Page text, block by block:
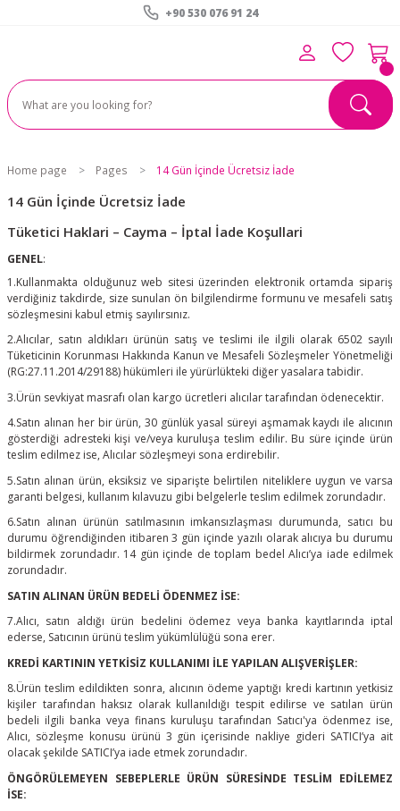
+90 530 076 91 24
Home page Pages 14 Gün İçinde Ücretsiz İade
14 Gün İçinde Ücretsiz İade
Tüketici Haklari – Cayma – İptal İade Koşullari
GENEL:
1.Kullanmakta olduğunuz web sitesi üzerinden elektronik ortamda sipariş
verdiğiniz takdirde, size sunulan ön bilgilendirme formunu ve mesafeli satış
sözleşmesini kabul etmiş sayılırsınız.
2.Alıcılar, satın aldıkları ürünün satış ve teslimi ile ilgili olarak 6502 sayılı
Tüketicinin Korunması Hakkında Kanun ve Mesafeli Sözleşmeler Yönetmeliği
(RG:27.11.2014/29188) hükümleri ile yürürlükteki diğer yasalara tabidir.
3.Ürün sevkiyat masrafı olan kargo ücretleri alıcılar tarafından ödenecektir.
4.Satın alınan her bir ürün, 30 günlük yasal süreyi aşmamak kaydı ile alıcının
gösterdiği adresteki kişi ve/veya kuruluşa teslim edilir. Bu süre içinde ürün
teslim edilmez ise, Alıcılar sözleşmeyi sona erdirebilir.
5.Satın alınan ürün, eksiksiz ve siparişte belirtilen niteliklere uygun ve varsa
garanti belgesi, kullanım kılavuzu gibi belgelerle teslim edilmek zorundadır.
6.Satın alınan ürünün satılmasının imkansızlaşması durumunda, satıcı bu
durumu öğrendiğinden itibaren 3 gün içinde yazılı olarak alıcıya bu durumu
bildirmek zorundadır. 14 gün içinde de toplam bedel Alıcı’ya iade edilmek
zorundadır.
SATIN ALINAN ÜRÜN BEDELİ ÖDENMEZ İSE:
7.Alıcı, satın aldığı ürün bedelini ödemez veya banka kayıtlarında iptal
ederse, Satıcının ürünü teslim yükümlülüğü sona erer.
KREDİ KARTININ YETKİSİZ KULLANIMI İLE YAPILAN ALIŞVERİŞLER:
8.Ürün teslim edildikten sonra, alıcının ödeme yaptığı kredi kartının yetkisiz
kişiler tarafından haksız olarak kullanıldığı tespit edilirse ve satılan ürün
bedeli ilgili banka veya finans kuruluşu tarafından Satıcı'ya ödenmez ise,
Alıcı, sözleşme konusu ürünü 3 gün içerisinde nakliye gideri SATICI’ya ait
olacak şekilde SATICI’ya iade etmek zorundadır.
ÖNGÖRÜLEMEYEN SEBEPLERLE ÜRÜN SÜRESİNDE TESLİM EDİLEMEZ
İSE: